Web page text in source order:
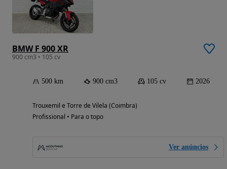
BMW F 900 XR
900 cm3 • 105 cv
500 km 900 cm3 105 cv 2026
Trouxemil e Torre de Vilela (Coimbra)
Profissional • Para o topo
Ver anúncios